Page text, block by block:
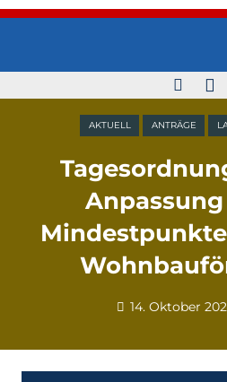
AKTUELL ANTRÄGE
14. Oktober